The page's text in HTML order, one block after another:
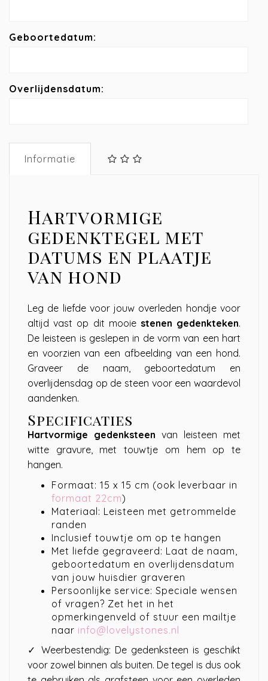
Geboortedatum:
Overlijdensdatum:
Informatie
Hartvormige
gedenktegel met
datums en plaatje
van hond
Leg de liefde voor jouw overleden hondje voor
altijd vast op dit mooie stenen gedenkteken.
De leisteen is geslepen in de vorm van een hart
en voorzien van een afbeelding van een hond.
Graveer de naam, geboortedatum en
overlijdensdag op de steen voor een waardevol
aandenken.
Specificaties
Hartvormige gedenksteen van leisteen met
witte gravure, met touwtje om hem op te
hangen.
Formaat: 15 x 15 cm (ook leverbaar in
formaat 22cm)
Materiaal: Leisteen met getrommelde
randen
Inclusief touwtje om op te hangen
Met liefde gegraveerd: Laat de naam,
geboortedatum en overlijdensdatum
van jouw huisdier graveren
Persoonlijke service: Speciale wensen
of vragen? Zet het in het
opmerkingenveld of stuur een mailtje
naar info@lovelystones.nl
✓ Weerbestendig: De gedenksteen is geschikt
voor zowel binnen als buiten. De tegel is dus ook